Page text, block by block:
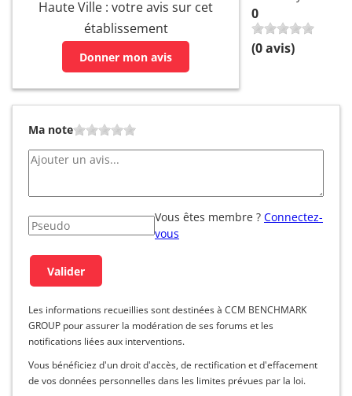
Haute Ville : votre avis sur cet
établissement
Donner mon avis
0
(0avis)
Ma note
Vous êtes membre ? Connectez-
vous
Les informations recueillies sont destinées à CCM BENCHMARK
GROUP pour assurer la modération de ses forums et les
notifications liées aux interventions.
Vous bénéficiez d'un droit d'accès, de rectification et d'effacement
de vos données personnelles dans les limites prévues par la loi.